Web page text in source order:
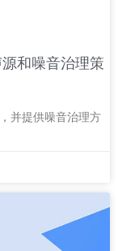
和噪音治理策
并提供噪音治理方